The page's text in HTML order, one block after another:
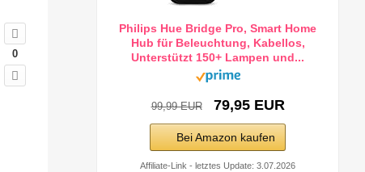
0
Philips Hue Bridge Pro, Smart Home
Hub für Beleuchtung, Kabellos,
Unterstützt 150+ Lampen und...
99,99 EUR 79,95 EUR
Bei Amazon kaufen
Affiliate-Link - letztes Update: 3.07.2026